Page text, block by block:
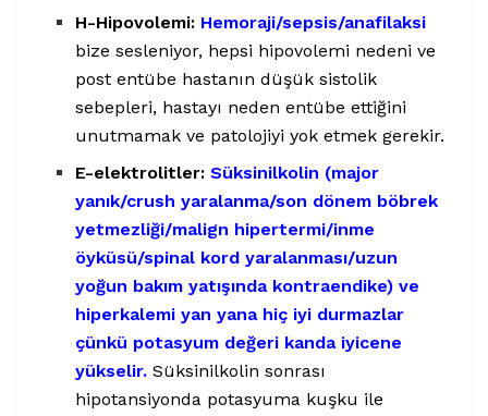
H-Hipovolemi: Hemoraji/sepsis/anafilaksi
bize sesleniyor, hepsi hipovolemi nedeni ve
post entübe hastanın düşük sistolik
sebepleri, hastayı neden entübe ettiğini
unutmamak ve patolojiyi yok etmek gerekir.
E-elektrolitler:Süksinilkolin (major
yanık/crush yaralanma/son dönem böbrek
yetmezliği/malign hipertermi/inme
öyküsü/spinal kord yaralanması/uzun
yoğun bakım yatışında kontraendike) ve
hiperkalemi yan yana hiç iyi durmazlar
çünkü potasyum değeri kanda iyicene
yükselir. Süksinilkolin sonrası
hipotansiyonda potasyuma kuşku ile